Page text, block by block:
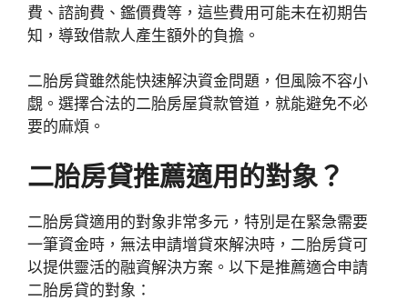
費、諮詢費、鑑價費等，這些費用可能未在初期告
知，導致借款人產生額外的負擔。
二胎房貸雖然能快速解決資金問題，但風險不容小
覷。選擇合法的二胎房屋貸款管道，就能避免不必
要的麻煩。
二胎房貸推薦適用的對象？
二胎房貸適用的對象非常多元，特別是在緊急需要
一筆資金時，無法申請增貸來解決時，二胎房貸可
以提供靈活的融資解決方案。以下是推薦適合申請
二胎房貸的對象：